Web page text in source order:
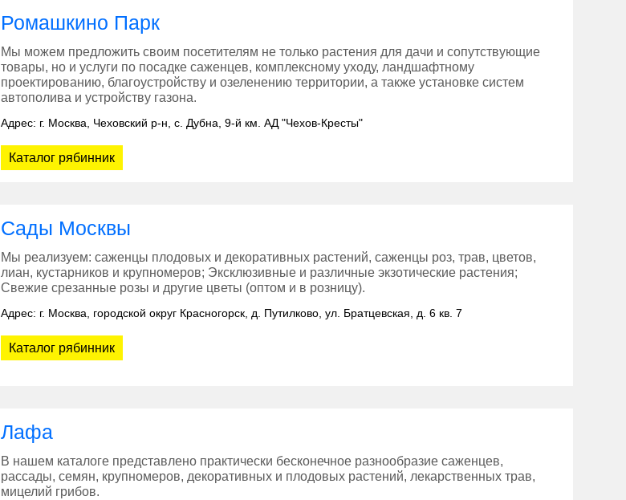
Ромашкино Парк
Мы можем предложить своим посетителям не только растения для дачи и сопутствующие
товары, но и услуги по посадке саженцев, комплексному уходу, ландшафтному
проектированию, благоустройству и озеленению территории, а также установке систем
автополива и устройству газона.
Адрес: г. Москва, Чеховский р-н, c. Дубна, 9-й км. АД "Чехов-Кресты"
Каталог рябинник
Сады Москвы
Мы реализуем: саженцы плодовых и декоративных растений, саженцы роз, трав, цветов,
лиан, кустарников и крупномеров; Эксклюзивные и различные экзотические растения;
Свежие срезанные розы и другие цветы (оптом и в розницу).
Адрес: г. Москва, городской округ Красногорск, д. Путилково, ул. Братцевская, д. 6 кв. 7
Каталог рябинник
Лафа
В нашем каталоге представлено практически бесконечное разнообразие саженцев,
рассады, семян, крупномеров, декоративных и плодовых растений, лекарственных трав,
мицелий грибов.